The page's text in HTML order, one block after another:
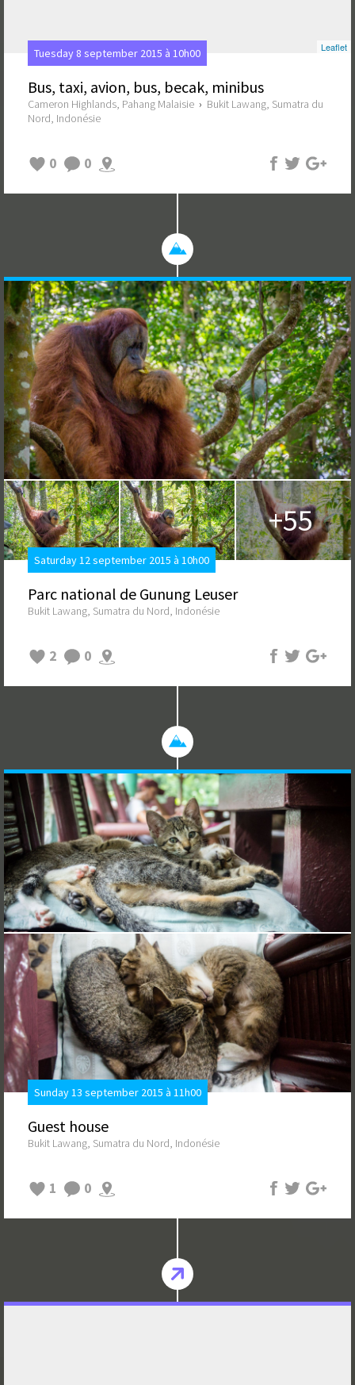
Leaflet
Tuesday 8 september 2015 à 10h00
Bus, taxi, avion, bus, becak, minibus
Cameron Highlands, Pahang Malaisie › Bukit Lawang, Sumatra du
Nord, Indonésie
0 0
+55
Saturday 12 september 2015 à 10h00
Parc national de Gunung Leuser
Bukit Lawang, Sumatra du Nord, Indonésie
2 0
Sunday 13 september 2015 à 11h00
Guest house
Bukit Lawang, Sumatra du Nord, Indonésie
1 0